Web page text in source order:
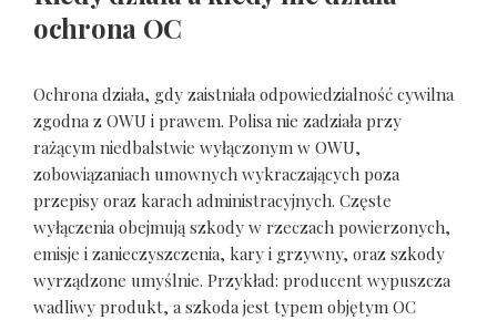
ochrona OC
Ochrona działa, gdy zaistniała odpowiedzialność cywilna
zgodna z OWU i prawem. Polisa nie zadziała przy
rażącym niedbalstwie wyłączonym w OWU,
zobowiązaniach umownych wykraczających poza
przepisy oraz karach administracyjnych. Częste
wyłączenia obejmują szkody w rzeczach powierzonych,
emisje i zanieczyszczenia, kary i grzywny, oraz szkody
wyrządzone umyślnie. Przykład: producent wypuszcza
wadliwy produkt, a szkoda jest typem objętym OC